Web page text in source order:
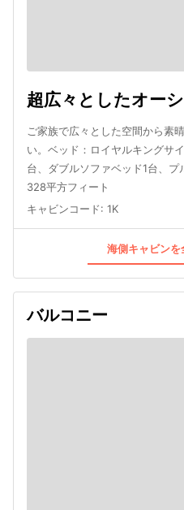
超広々としたオー
ご家族で広々とした空間から素
い。ベッド：ロイヤルキングサ
台、ダブルソファベッド1台、プ
328平方フィート
キャビンコード: 1K
海側キャビン
バルコニー